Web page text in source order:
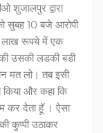
शुजालपुर द्वारा
सुबह 10 बजे आरोपी
लाख रूपये में एक
उसकी लडकी बडी
मत लो। तब इसी
और कहा कि
कर देता हॅू । ऐसा
कुप्पी उठाकर